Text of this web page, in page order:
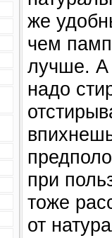
же
чем
лучше. А
надо
при
тоже
от